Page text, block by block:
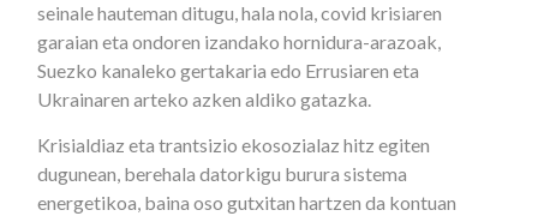
seinale hauteman ditugu, hala nola, covid krisiaren
garaian eta ondoren izandako hornidura-arazoak,
Suezko kanaleko gertakaria edo Errusiaren eta
Ukrainaren arteko azken aldiko gatazka.
Krisialdiaz eta trantsizio ekosozialaz hitz egiten
dugunean, berehala datorkigu burura sistema
energetikoa, baina oso gutxitan hartzen da kontuan